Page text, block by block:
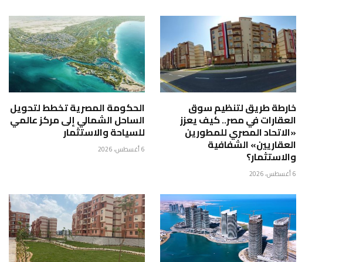
خارطة طريق لتنظيم سوق
العقارات في مصر.. كيف يعزز
«الاتحاد المصري للمطورين
العقاريين» الشفافية
والاستثمار؟
6 أغسطس، 2026
الحكومة المصرية تخطط لتحويل
الساحل الشمالي إلى مركز عالمي
للسياحة والاستثمار
6 أغسطس، 2026